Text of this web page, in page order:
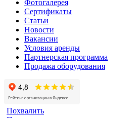
Фотогалерея
Сертификаты
Статьи
Новости
Вакансии
Условия аренды
Партнерская программа
Продажа оборудования
Похвалить